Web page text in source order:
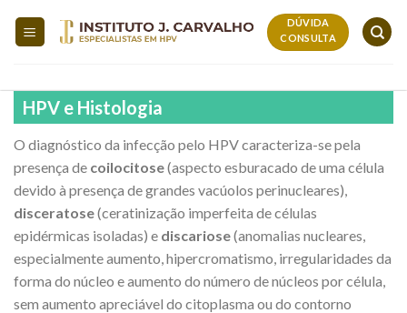
DÚVIDA
CONSULTA
HPV e Histologia
O diagnóstico da infecção pelo HPV caracteriza-se pela
presença de coilocitose(aspecto esburacado de uma célula
devido à presença de grandes vacúolos perinucleares),
disceratose(ceratinização imperfeita de células
epidérmicas isoladas) e discariose(anomalias nucleares,
especialmente aumento, hipercromatismo, irregularidades da
forma do núcleo e aumento do número de núcleos por célula,
sem aumento apreciável do citoplasma ou do contorno